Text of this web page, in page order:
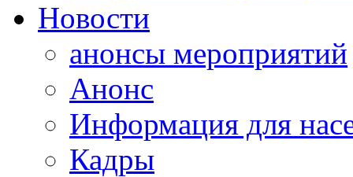
Новости
анонсы мероприятий
Анонс
Информация для
Кадры